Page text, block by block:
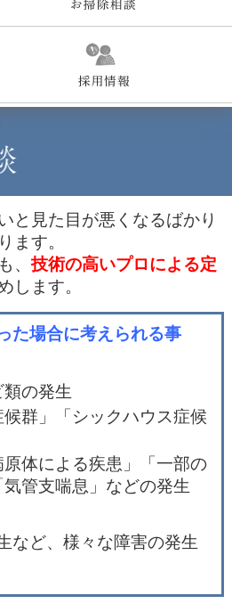
と見た目が悪くなるばかり
ます。
、技術の高いプロによる定
します。
た場合に考えられる事
の発生
候群」「シックハウス症候
原体による疾患」「一部の
管支喘息」などの発生
など、様々な障害の発生